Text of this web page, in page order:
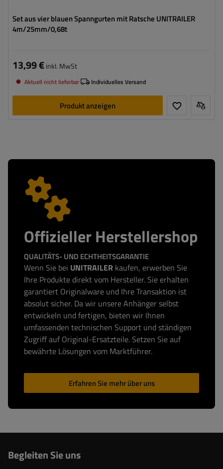
Set aus vier blauen Spanngurten mit Ratsche UNITRAILER
4m/25mm/0,68t
13,99 €inkl. MwSt
Aktuell nicht lieferbar Individuelles Versand
Produkt anzeigen
Offizieller Herstellershop
QUALITÄTS- UND ECHTHEITSGARANTIE
Wenn Sie bei UNITRAILER kaufen, erwerben Sie
Ihre Produkte direkt vom Hersteller. Sie erhalten
garantiert Originalware und Ihre Transaktion ist
absolut sicher. Da wir unsere Anhänger selbst
entwickeln und fertigen, bieten wir Ihnen
umfassenden technischen Support und ständigen
Zugriff auf Original-Ersatzteile. Setzen Sie auf
bewährte Lösungen vom Marktführer.
Erfahren Sie mehr über uns
Begleiten Sie uns